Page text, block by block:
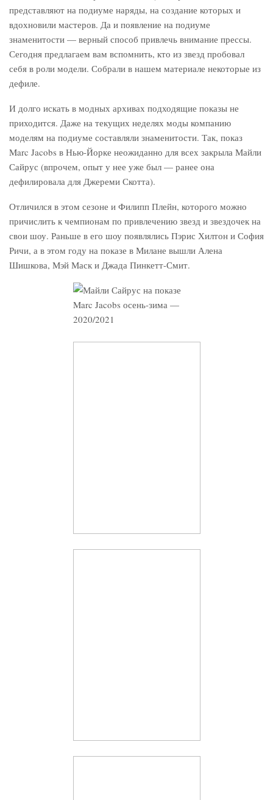
представляют на подиуме наряды, на создание которых и
вдохновили мастеров. Да и появление на подиуме
знаменитости — верный способ привлечь внимание прессы.
Сегодня предлагаем вам вспомнить, кто из звезд пробовал
себя в роли модели. Собрали в нашем материале некоторые из
дефиле.
И долго искать в модных архивах подходящие показы не
приходится. Даже на текущих неделях моды компанию
моделям на подиуме составляли знаменитости. Так, показ
Marc Jacobs в Нью-Йорке неожиданно для всех закрыла Майли
Сайрус (впрочем, опыт у нее уже был — ранее она
дефилировала для Джереми Скотта).
Отличился в этом сезоне и Филипп Плейн, которого можно
причислить к чемпионам по привлечению звезд и звездочек на
свои шоу. Раньше в его шоу появлялись Пэрис Хилтон и София
Ричи, а в этом году на показе в Милане вышли Алена
Шишкова, Мэй Маск и Джада Пинкетт-Смит.